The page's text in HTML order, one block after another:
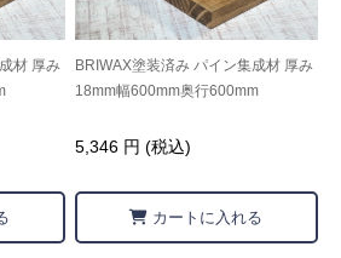
材 厚み
BRIWAX塗装済み パイン集成材 厚み
18mm幅600mm奥行600mm
5,346 円 (税込)
カートに入れる